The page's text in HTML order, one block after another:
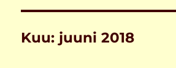
Kuu: juuni 2018